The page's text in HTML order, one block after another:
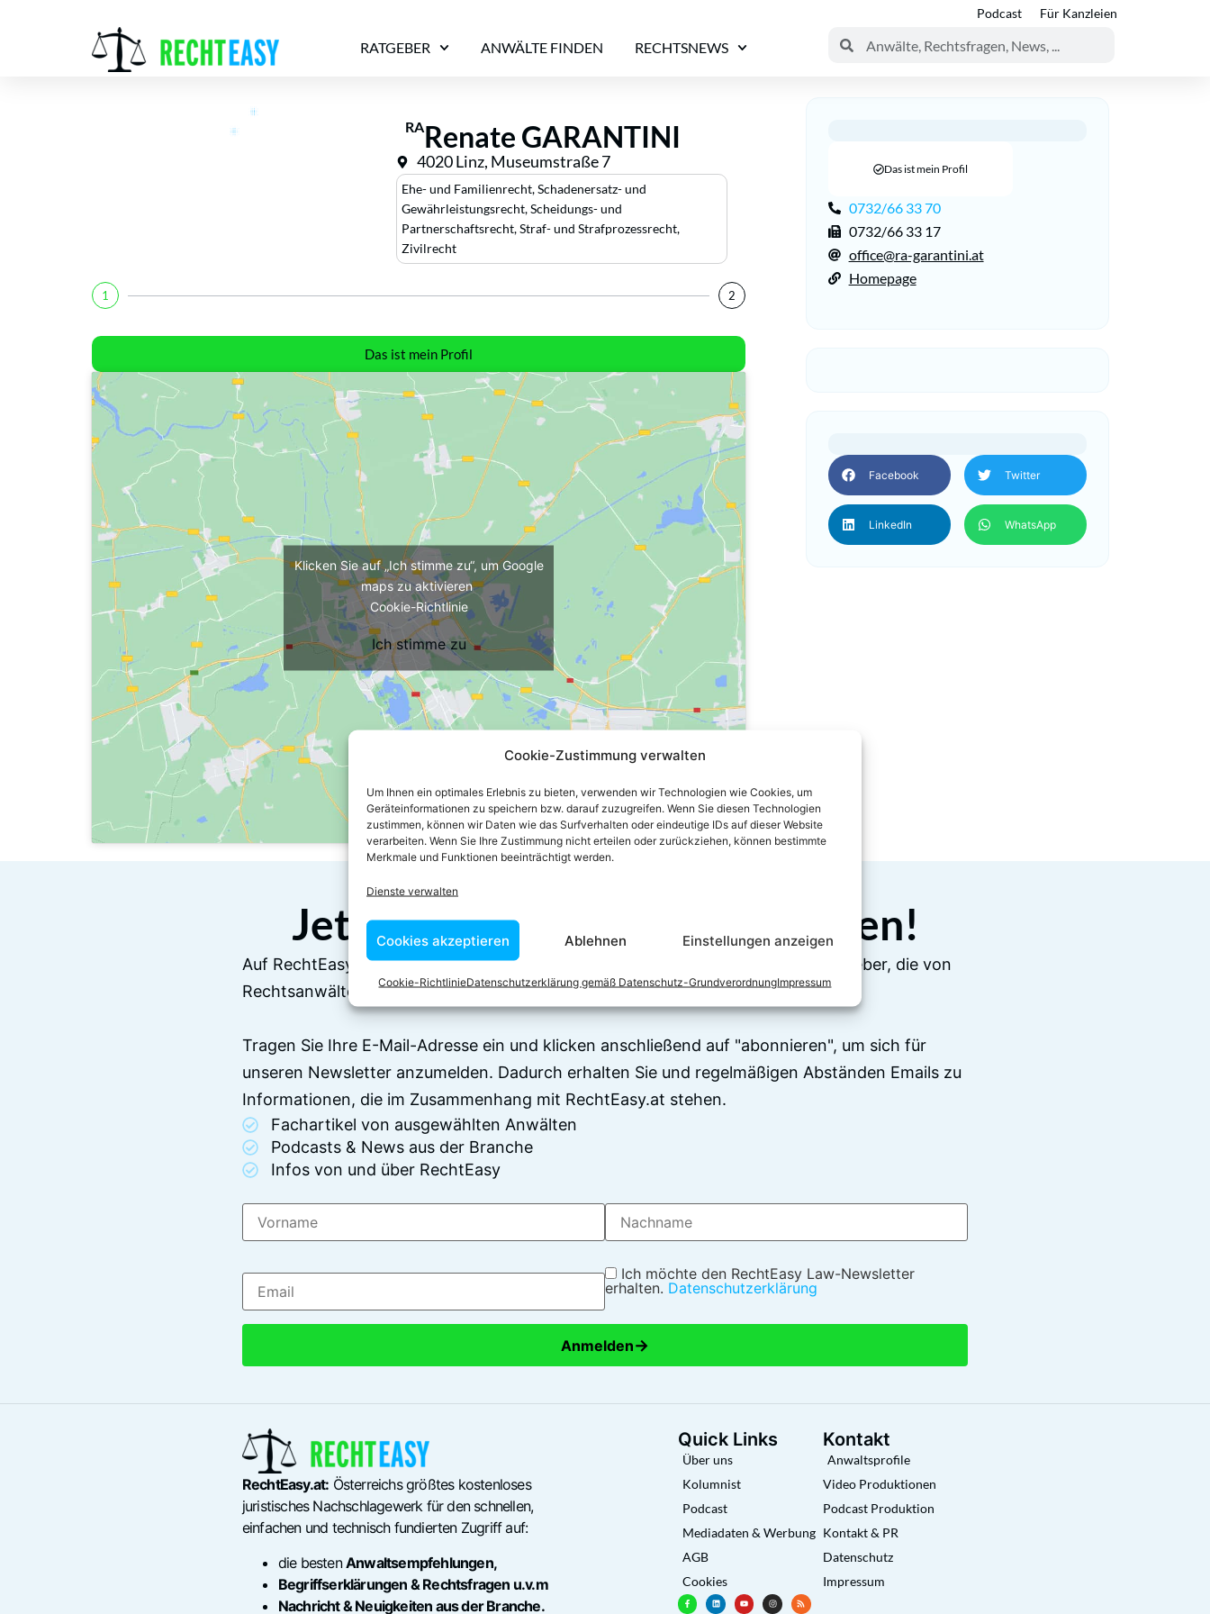
Cookie-Zustimmung verwalten
Um Ihnen ein optimales Erlebnis zu bieten, verwenden wir Technologien wie Cookies, um
Geräteinformationen zu speichern bzw. darauf zuzugreifen. Wenn Sie diesen Technologien
zustimmen, können wir Daten wie das Surfverhalten oder eindeutige IDs auf dieser Website
verarbeiten. Wenn Sie Ihre Zustimmung nicht erteilen oder zurückziehen, können bestimmte
Merkmale und Funktionen beeinträchtigt werden.
Dienste verwalten
Cookies akzeptieren Ablehnen Einstellungen anzeigen
Cookie-RichtlinieDatenschutzerklärung gemäß Datenschutz-GrundverordnungImpressum
Podcast Für Kanzleien
RATGEBER ANWÄLTE FINDEN RECHTSNEWS
RARenate GARANTINI
4020 Linz, Museumstraße 7
Ehe- und Familienrecht,Schadenersatz- und
Gewährleistungsrecht,Scheidungs- und
Partnerschaftsrecht,Straf- und Strafprozessrecht,
Zivilrecht
1 2
Das ist mein Profil
Klicken Sie auf „Ich stimme zu“, um Google
maps zu aktivieren
Cookie-Richtlinie
Ich stimme zu
Das ist mein Profil
0732/66 33 70
0732/66 33 17
office@ra-garantini.at
Homepage
Facebook Twitter
LinkedIn WhatsApp
Jetzt zum Newsletter anmelden!
Auf RechtEasy befinden sich über 7500 Begriffserklärungen und juristische Ratgeber, die von
Rechtsanwälten und Juristen verfasst wurden
Tragen Sie Ihre E-Mail-Adresse ein und klicken anschließend auf "abonnieren", um sich für
unseren Newsletter anzumelden. Dadurch erhalten Sie und regelmäßigen Abständen Emails zu
Informationen, die im Zusammenhang mit RechtEasy.at stehen.
Fachartikel von ausgewählten Anwälten
Podcasts & News aus der Branche
Infos von und über RechtEasy
Ich möchte den RechtEasy Law-Newsletter
erhalten. Datenschutzerklärung
Anmelden→
RechtEasy.at: Österreichs größtes kostenloses
juristisches Nachschlagewerk für den schnellen,
einfachen und technisch fundierten Zugriff auf:
die bestenAnwaltsempfehlungen,
Begriffserklärungen & Rechtsfragen u.v.m
Nachricht & Neuigkeiten aus der Branche.
Quick Links
Über uns
Kolumnist
Podcast
Mediadaten & Werbung
AGB
Cookies
Kontakt
Anwaltsprofile
Video Produktionen
Podcast Produktion
Kontakt & PR
Datenschutz
Impressum